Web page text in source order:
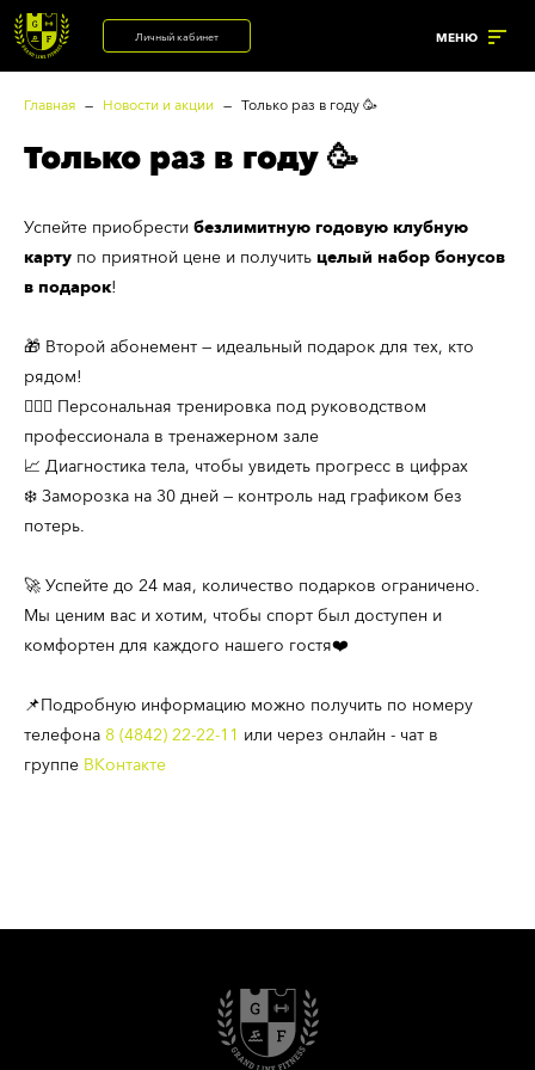
Личный кабинет МЕНЮ
зал
теннис
состава тела
комплекс
Корпоративный фитнес
Солярий
Главная Новости и акции Только раз в году 🥳
Только раз в году 🥳
Успейте приобрести безлимитную годовую клубную
карту по приятной цене и получить целый набор бонусов
в подарок!
🎁 Второй абонемент — идеальный подарок для тех, кто
рядом!
🏋🏻‍♀️ Персональная тренировка под руководством
профессионала в тренажерном зале
📈 Диагностика тела, чтобы увидеть прогресс в цифрах
❄️ Заморозка на 30 дней — контроль над графиком без
потерь.
🚀 Успейте до 24 мая, количество подарков ограничено.
Мы ценим вас и хотим, чтобы спорт был доступен и
комфортен для каждого нашего гостя❤️
📌Подробную информацию можно получить по номеру
телефона 8 (4842) 22-22-11 или через онлайн - чат в
группе ВКонтакте